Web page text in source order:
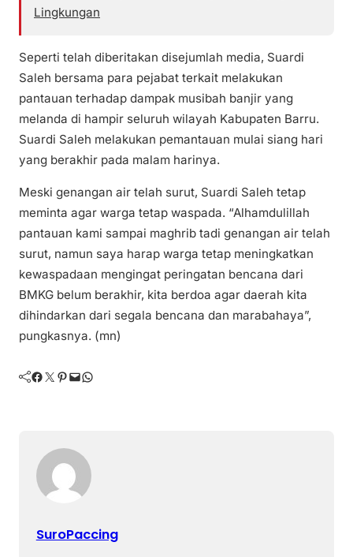
Lingkungan
Seperti telah diberitakan disejumlah media, Suardi
Saleh bersama para pejabat terkait melakukan
pantauan terhadap dampak musibah banjir yang
melanda di hampir seluruh wilayah Kabupaten Barru.
Suardi Saleh melakukan pemantauan mulai siang hari
yang berakhir pada malam harinya.
Meski genangan air telah surut, Suardi Saleh tetap
meminta agar warga tetap waspada. “Alhamdulillah
pantauan kami sampai maghrib tadi genangan air telah
surut, namun saya harap warga tetap meningkatkan
kewaspadaan mengingat peringatan bencana dari
BMKG belum berakhir, kita berdoa agar daerah kita
dihindarkan dari segala bencana dan marabahaya”,
pungkasnya. (mn)
Facebook Twitter Pinterest Mail WhatsApp
SuroPaccing